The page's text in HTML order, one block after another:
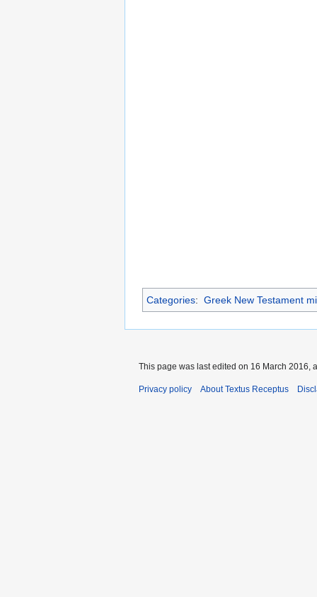
Categories: Greek New Testament
This page was last edited on 16 March 2016,
Privacy policy About Textus Receptus